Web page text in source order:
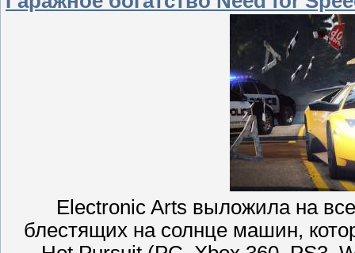
Electronic Arts выложила на
блестящих на солнце машин,